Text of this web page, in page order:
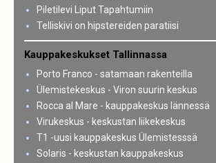
Piletilevi Liput Tapahtumiin
Telliskivi on hipstereiden paratiisi
Kauppakeskukset Tallinnassa
Porto Franco - satamaan rakenteilla
Ülemistekeskus - Viron suurin keskus
Rocca al Mare - kauppakeskus lännessä
Virukeskus - keskustan liikekeskus
T1 -uusi kauppakeskus Ülemistesssä
Solaris - keskustan kauppakeskus